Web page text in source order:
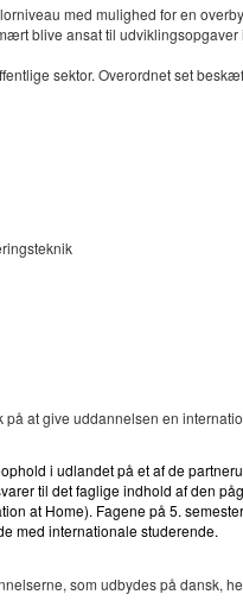
med mulighed for en
blive ansat til
sektor. Overordnet set
at give uddannelsen en
i udlandet på et af de
til det faglige indhold af den
at Home). Fagene på 5.
med internationale studerende.
som udbydes på dansk,